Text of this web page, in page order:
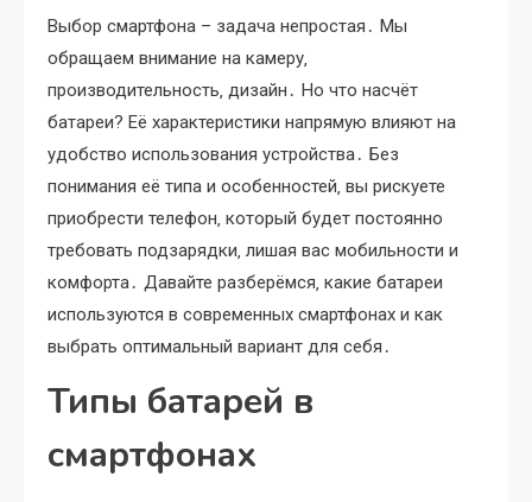
Выбор смартфона – задача непростая․ Мы
обращаем внимание на камеру‚
производительность‚ дизайн․ Но что насчёт
батареи? Её характеристики напрямую влияют на
удобство использования устройства․ Без
понимания её типа и особенностей‚ вы рискуете
приобрести телефон‚ который будет постоянно
требовать подзарядки‚ лишая вас мобильности и
комфорта․ Давайте разберёмся‚ какие батареи
используются в современных смартфонах и как
выбрать оптимальный вариант для себя․
Типы батарей в
смартфонах